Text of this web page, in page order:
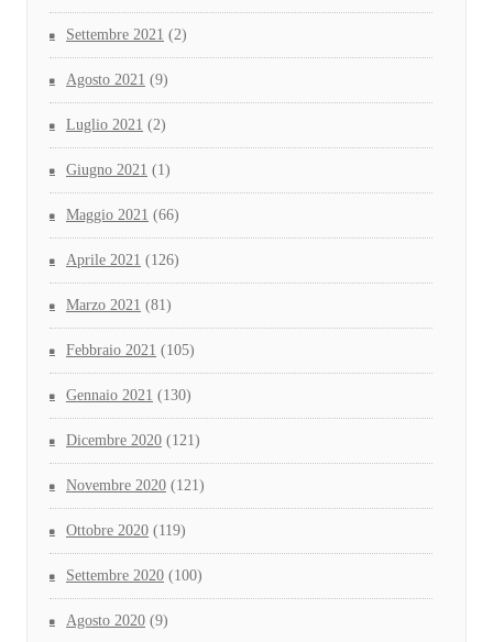
Settembre 2021 (2)
Agosto 2021 (9)
Luglio 2021 (2)
Giugno 2021 (1)
Maggio 2021 (66)
Aprile 2021 (126)
Marzo 2021 (81)
Febbraio 2021 (105)
Gennaio 2021 (130)
Dicembre 2020 (121)
Novembre 2020 (121)
Ottobre 2020 (119)
Settembre 2020 (100)
Agosto 2020 (9)